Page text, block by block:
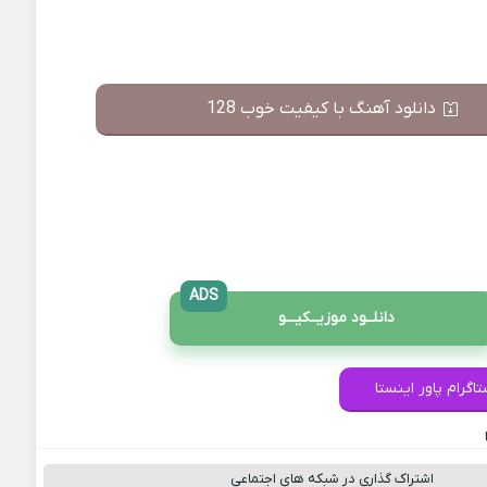
دانلود آهنگ با کیفیت خوب 128
دانلــود موزیــکیـــو
ADS
پاور اینستا
اشتراک گذاری در شبکه های اجتماعی